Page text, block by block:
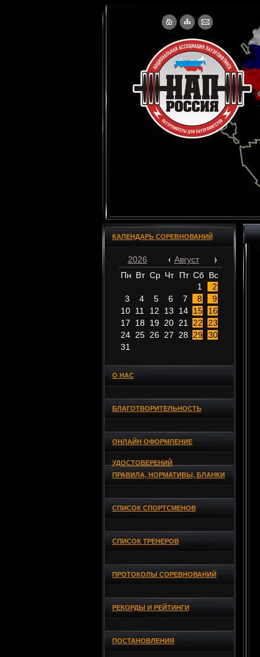
КАЛЕНДАРЬ СОРЕВНОВАНИЙ
2026
Август
Пн Вт Ср Чт Пт Сб Вс
1
2
3
4 5 6 7 8
9
10 11 12 13 14 15
16
17
18 19 20 21 22
23
24 25 26 27 28 29 30
31
О НАС
БЛАГОТВОРИТЕЛЬНОСТЬ
ОНЛАЙН ОФОРМЛЕНИЕ
УДОСТОВЕРЕНИЙ
ПРАВИЛА, НОРМАТИВЫ, БЛАНКИ
СПИСОК СПОРТСМЕНОВ
СПИСОК ТРЕНЕРОВ
ПРОТОКОЛЫ СОРЕВНОВАНИЙ
РЕКОРДЫ И РЕЙТИНГИ
ПОСТАНОВЛЕНИЯ